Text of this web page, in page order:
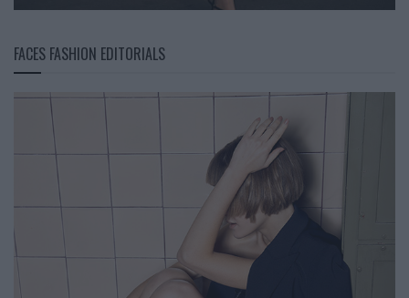
FACES FASHION EDITORIALS